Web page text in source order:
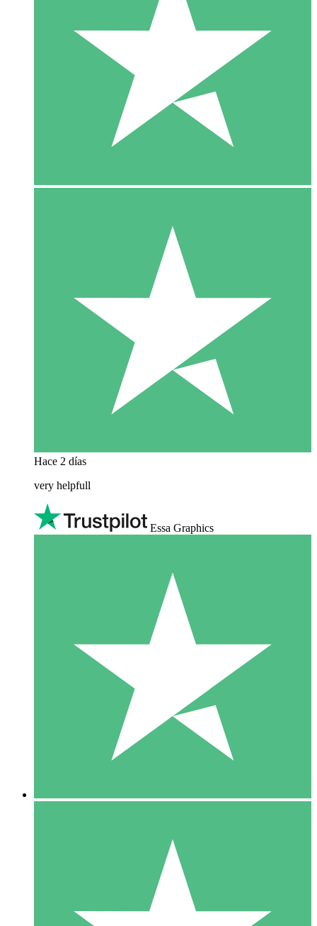
Hace 2 días
very helpfull
Essa Graphics